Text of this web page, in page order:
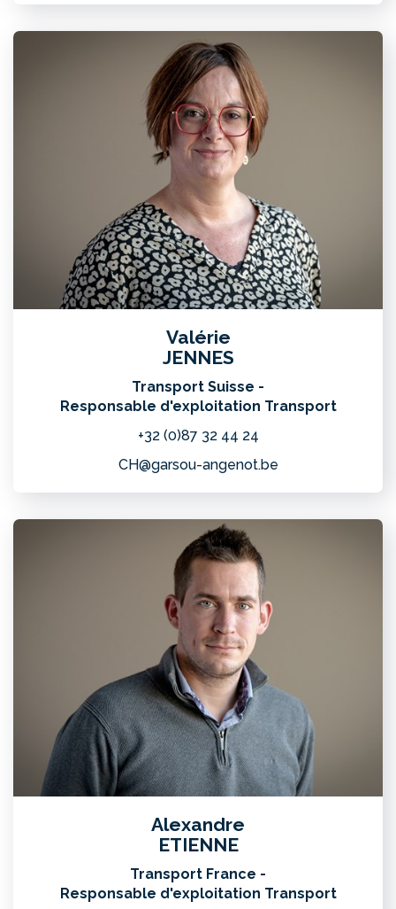
Valérie
JENNES
Transport Suisse -
Responsable d'exploitation Transport
+32 (0)87 32 44 24
CH@garsou-angenot.be
Alexandre
ETIENNE
Transport France -
Responsable d'exploitation Transport